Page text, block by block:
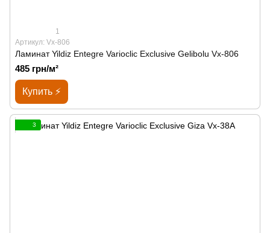
1
Артикул: Vx-806
Ламинат Yildiz Entegre Varioclic Exclusive Gelibolu Vx-806
485 грн/м²
Купить ⚡
3